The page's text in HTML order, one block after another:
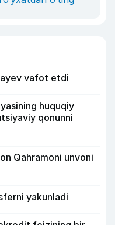
vafot etdi
huquqiy
qonunni
Qahramoni unvoni
yakunladi